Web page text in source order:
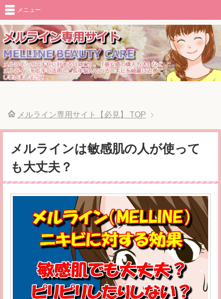
メニュー
メルライン専用サイト【必見】 TOP
メルラインは敏感肌の人が使って
も大丈夫？